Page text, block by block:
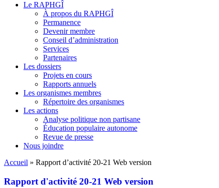
Le RAPHGÎ
À propos du RAPHGÎ
Permanence
Devenir membre
Conseil d’administration
Services
Partenaires
Les dossiers
Projets en cours
Rapports annuels
Les organismes membres
Répertoire des organismes
Les actions
Analyse politique non partisane
Éducation populaire autonome
Revue de presse
Nous joindre
Accueil » Rapport d’activité 20-21 Web version
Rapport d'activité 20-21 Web version